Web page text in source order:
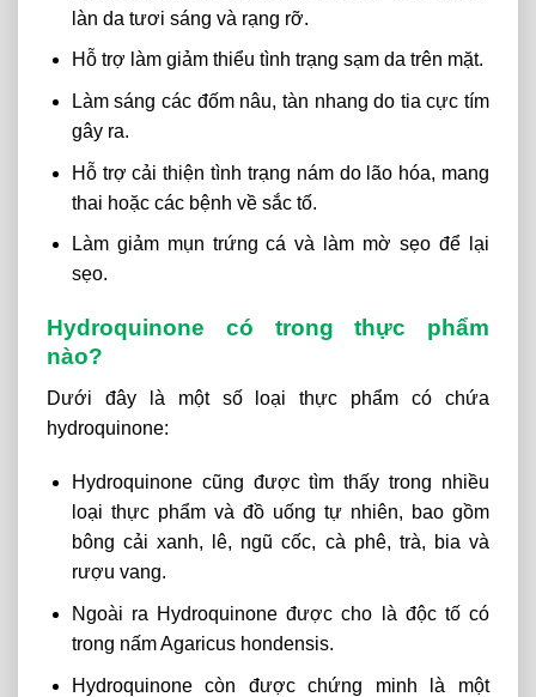
làn da tươi sáng và rạng rỡ.
Hỗ trợ làm giảm thiểu tình trạng sạm da trên mặt.
Làm sáng các đốm nâu, tàn nhang do tia cực tím
gây ra.
Hỗ trợ cải thiện tình trạng nám do lão hóa, mang
thai hoặc các bệnh về sắc tố.
Làm giảm mụn trứng cá và làm mờ sẹo để lại
sẹo.
Hydroquinone có trong thực phẩm
nào?
Dưới đây là một số loại thực phẩm có chứa
hydroquinone:
Hydroquinone cũng được tìm thấy trong nhiều
loại thực phẩm và đồ uống tự nhiên, bao gồm
bông cải xanh, lê, ngũ cốc, cà phê, trà, bia và
rượu vang.
Ngoài ra Hydroquinone được cho là độc tố có
trong nấm Agaricus hondensis.
Hydroquinone còn được chứng minh là một